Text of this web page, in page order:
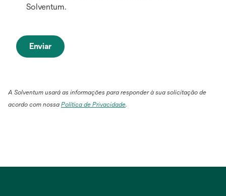
Solventum.
Enviar
A Solventum usará as informações para responder à sua solicitação de
acordo com nossa Política de Privacidade.